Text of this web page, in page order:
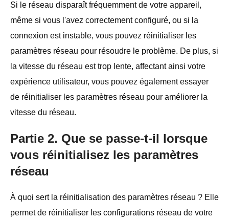
Si le réseau disparaît fréquemment de votre appareil,
même si vous l'avez correctement configuré, ou si la
connexion est instable, vous pouvez réinitialiser les
paramètres réseau pour résoudre le problème. De plus, si
la vitesse du réseau est trop lente, affectant ainsi votre
expérience utilisateur, vous pouvez également essayer
de réinitialiser les paramètres réseau pour améliorer la
vitesse du réseau.
Partie 2. Que se passe-t-il lorsque
vous réinitialisez les paramètres
réseau
À quoi sert la réinitialisation des paramètres réseau ? Elle
permet de réinitialiser les configurations réseau de votre